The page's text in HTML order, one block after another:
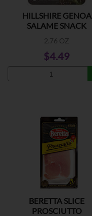
HILLSHIRE GENOA
SALAME SNACK
2.76 OZ
$4.49
BERETTA SLICE
PROSCIUTTO